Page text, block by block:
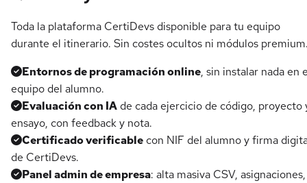
Toda la plataforma CertiDevs disponible para tu equipo
durante el itinerario. Sin costes ocultos ni módulos
Entornos de programación online, sin instalar nada en
equipo del alumno.
Evaluación con IA de cada ejercicio de código, proyecto
ensayo, con feedback y nota.
Certificado verificable con NIF del alumno y firma
de CertiDevs.
Panel admin de empresa: alta masiva CSV, asignaciones,